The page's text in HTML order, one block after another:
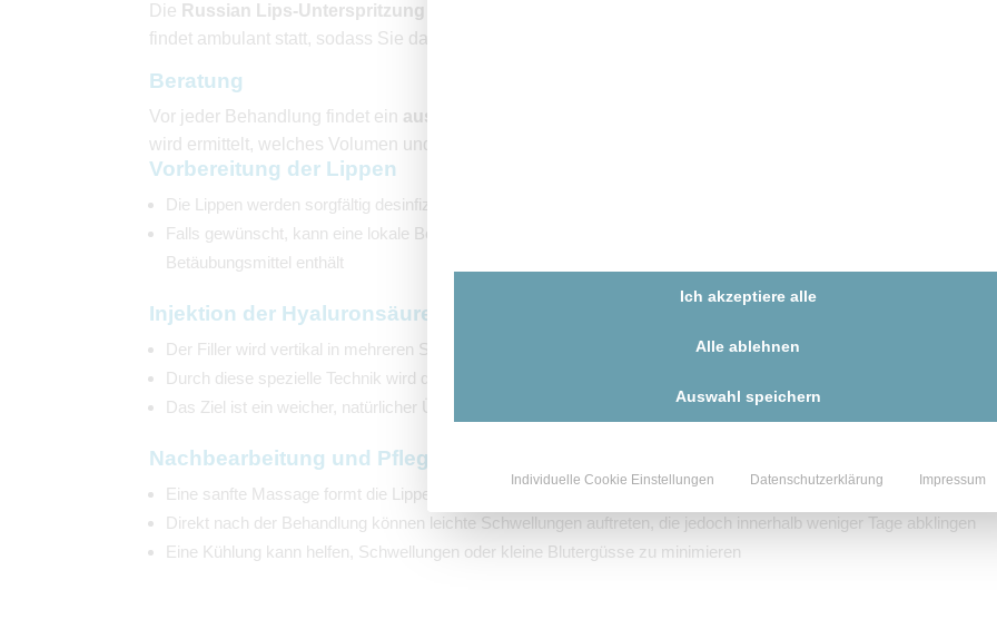
Die Russian Lips-Unterspritzung
findet ambulant statt, sodass Sie danach direkt Ihrem Alltag nachgehen können.
Beratung
Vor jeder Behandlung findet ein ausführliches Beratungsgespräch
wird ermittelt, welches Volumen und welche Form am besten zu Ihrem Gesicht passt, um ein ästhetisch
Vorbereitung der Lippen
Die Lippen werden sorgfältig desinfiziert
Falls gewünscht, kann eine lokale Betäubung (Creme oder Spritze) erfolgen – in der Regel ist dies jedoch nicht
Betäubungsmittel enthält
Injektion der Hyaluronsäure
Der Filler wird vertikal in mehreren Schichten injiziert, beginnend in der Lippenmitte
Durch diese spezielle Technik wird die Lippe optisch angehoben, ohne in die Breite zu gehen
Das Ziel ist ein weicher, natürlicher Übergang mit einer dezenten Herzform
Nachbearbeitung und Pflege
Eine sanfte Massage formt die Lippen und verteilt den Filler gleichmäßig
Direkt nach der Behandlung können leichte Schwellungen auftreten, die jedoch innerhalb weniger Tage abklingen
Eine Kühlung kann helfen, Schwellungen oder kleine Blutergüsse zu minimieren
Ich akzeptiere alle
Alle ablehnen
Auswahl speichern
Individuelle Cookie Einstellungen Datenschutzerklärung Impressum